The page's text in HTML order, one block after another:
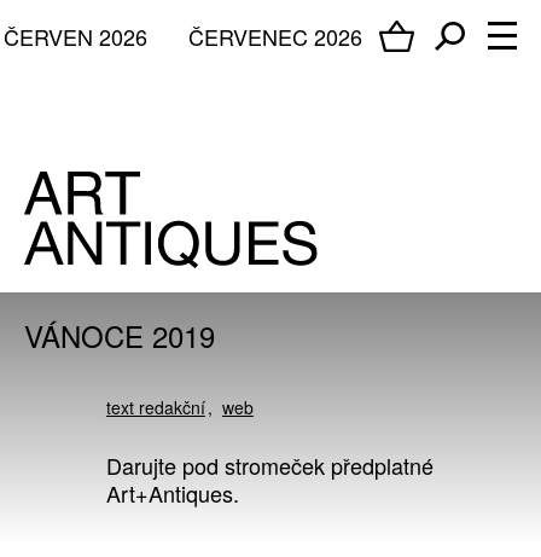
ČERVENEC 2026
ČERVEN 2026
VÁNOCE 2019
text redakční web
Darujte pod stromeček předplatné
Art+Antiques.